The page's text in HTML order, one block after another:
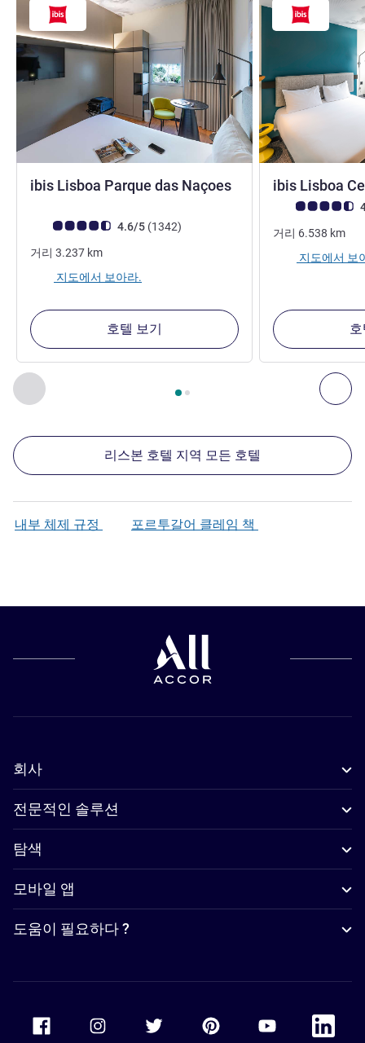
이전 - 주변에 있는 다른 시설 다
2/ 페이지 , 주변에 있는 다른 시설 1 :, 주변에 있는 다른 시
ibis Lisboa Parque das Naçoes3성
고객 평점 (ALL 평가)
4.6/5 (1342리뷰
)
거리 3.237 km
지도에서 보아라.
호텔 보기
ibis Lisboa
고객 평점 (ALL 평
거리 6.538 km
지도에서 보
리스본 호텔 지역 모든 호텔
내부 체제 규정 포르투갈어 클레임 책
회사
전문적인 솔루션
탐색
모바일 앱
도움이 필요하다 ?
Accor Youtube
Accor